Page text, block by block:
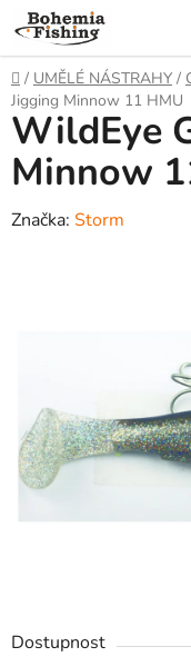
Přejít
na
obsah
Domů
/ UMĚLÉ NÁSTRAHY /
Jigging Minnow 11 HMU
Dostupnost
WildEye
Minnow
Značka: Storm